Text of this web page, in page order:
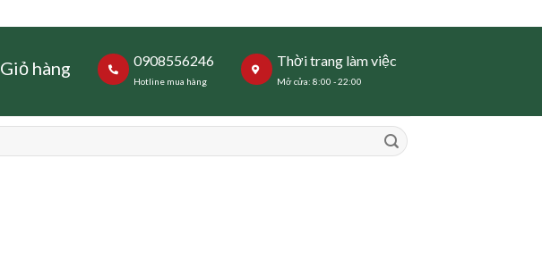
Giỏ hàng 0908556246
Hotline mua hàng
Thời trang làm việc
Mở cửa: 8:00 - 22:00